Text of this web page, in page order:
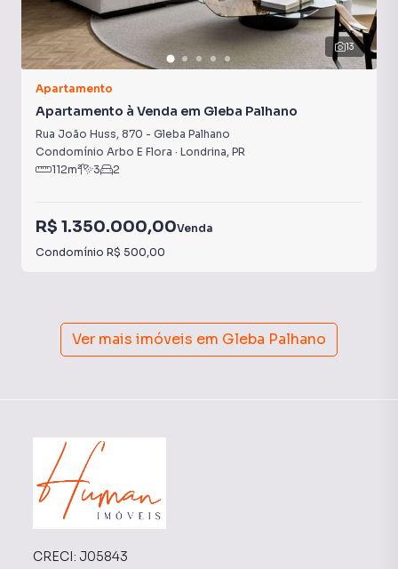
13
Apartamento
Apartamento à Venda em Gleba Palhano
Rua João Huss, 870 - Gleba Palhano
Condomínio Arbo E Flora · Londrina, PR
112m² 3 2
R$ 1.350.000,00Venda
Condomínio R$ 500,00
Ver mais imóveis em Gleba Palhano
CRECI: J05843